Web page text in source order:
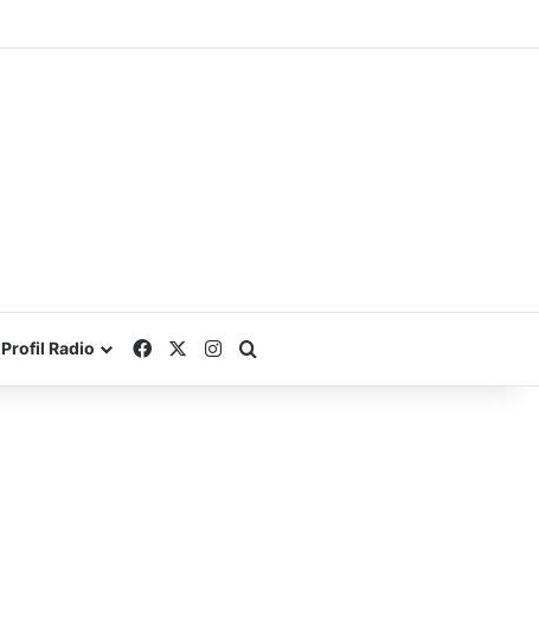
Profil Radio FacebookInstagram